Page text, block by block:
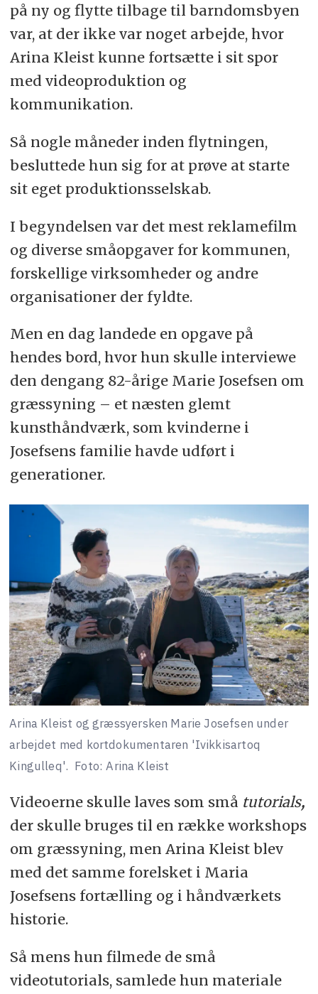
på ny og flytte tilbage til barndomsbyen
var, at der ikke var noget arbejde, hvor
Arina Kleist kunne fortsætte i sit spor
med videoproduktion og
kommunikation.
Så nogle måneder inden flytningen,
besluttede hun sig for at prøve at starte
sit eget produktionsselskab.
I begyndelsen var det mest reklamefilm
og diverse småopgaver for kommunen,
forskellige virksomheder og andre
organisationer der fyldte.
Men en dag landede en opgave på
hendes bord, hvor hun skulle interviewe
den dengang 82-årige Marie Josefsen om
græssyning – et næsten glemt
kunsthåndværk, som kvinderne i
Josefsens familie havde udført i
generationer.
Arina Kleist og græssyersken Marie Josefsen under
arbejdet med kortdokumentaren 'Ivikkisartoq
Kingulleq'. Foto: Arina Kleist
Videoerne skulle laves som små tutorials,
der skulle bruges til en række workshops
om græssyning, men Arina Kleist blev
med det samme forelsket i Maria
Josefsens fortælling og i håndværkets
historie.
Så mens hun filmede de små
videotutorials, samlede hun materiale